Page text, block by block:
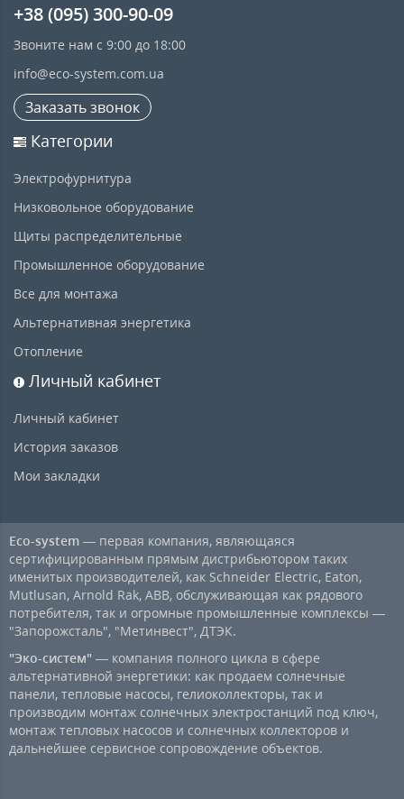
+38 (095) 300-90-09
Звоните нам с 9:00 до 18:00
info@eco-system.com.ua
Заказать звонок
Категории
Электрофурнитура
Низковольное оборудование
Щиты распределительные
Промышленное оборудование
Все для монтажа
Альтернативная энергетика
Отопление
Личный кабинет
Личный кабинет
История заказов
Мои закладки
Eco-system — первая компания, являющаяся
сертифицированным прямым дистрибьютором таких
именитых производителей, как Schneider Electric, Eaton,
Mutlusan, Arnold Rak, ABB, обслуживающая как рядового
потребителя, так и огромные промышленные комплексы —
"Запорожсталь", "Метинвест", ДТЭК.
"Эко-систем" — компания полного цикла в сфере
альтернативной энергетики: как продаем солнечные
панели, тепловые насосы, гелиоколлекторы, так и
производим монтаж солнечных электростанций под ключ,
монтаж тепловых насосов и солнечных коллекторов и
дальнейшее сервисное сопровождение объектов.